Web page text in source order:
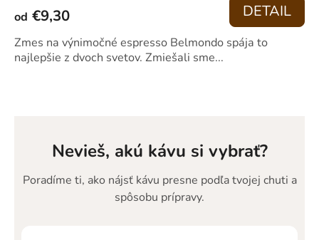
PRODUKTU
4,3
Z
od €9,30 DETAIL
Zmes na výnimočné espresso Belmondo spája to
najlepšie z dvoch svetov. Zmiešali sme...
Nevieš, akú kávu si vybrať?
Poradíme ti, ako nájsť kávu presne podľa tvojej chuti a
spôsobu prípravy.